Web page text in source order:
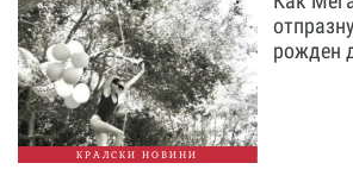
КРАЛСКИ НОВИНИ
рожден